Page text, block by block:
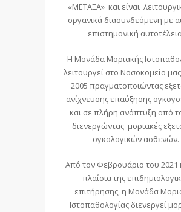
«ΜΕΤΑΞΑ» και είναι
οργανικά διασυνδεόμενη με
επιστημονική
Η Μονάδα Μοριακής
λειτουργεί στο Νοσοκομείο
2005 πραγματοποιώντας
ανίχνευσης επαύξησης
και σε πλήρη ανάπτυξη από
διενεργώντας μοριακές
ογκολογικών ασθενών.
Από τον Φεβρουάριο του 2021
πλαίσια της
επιτήρησης, η Μονάδα
Ιστοπαθολογίας διενεργεί